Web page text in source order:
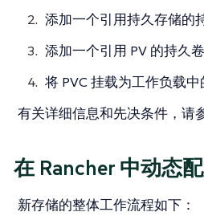
添加一个引用持久存储的
添加一个引用 PV 的持久卷
将 PVC 挂载为工作负载中
有关详细信息和先决条件，请
在 Rancher 中动态
新存储的整体工作流程如下：